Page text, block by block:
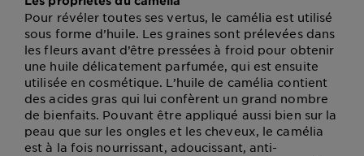
Pour révéler toutes ses vertus, le camélia est utilisé
sous forme d’huile. Les graines sont prélevées dans
les fleurs avant d’être pressées à froid pour obtenir
une huile délicatement parfumée, qui est ensuite
utilisée en cosmétique. L’huile de camélia contient
des acides gras qui lui confèrent un grand nombre
de bienfaits. Pouvant être appliqué aussi bien sur la
peau que sur les ongles et les cheveux, le camélia
est à la fois nourrissant, adoucissant, anti-